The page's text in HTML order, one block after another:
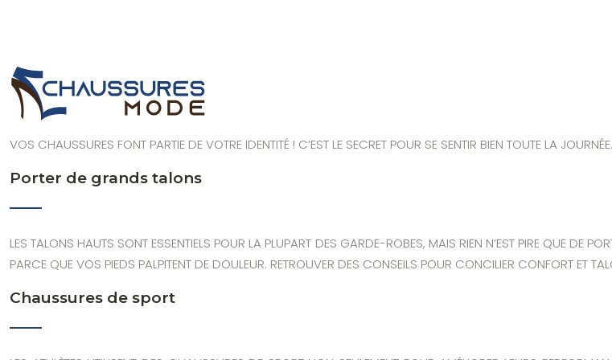
VOS CHAUSSURES FONT PARTIE DE VOTRE IDENTITÉ ! C’EST LE SECRET POUR SE SENTIR BIEN TOUTE LA JOURNÉE.
Porter de grands talons
LES TALONS HAUTS SONT ESSENTIELS POUR LA PLUPART DES GARDE-ROBES, MAIS RIEN N’EST PIRE QUE DE
PARCE QUE VOS PIEDS PALPITENT DE DOULEUR. RETROUVER DES CONSEILS POUR CONCILIER CONFORT ET
Chaussures de sport